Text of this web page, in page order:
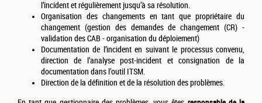
l’incident et régulièrement jusqu’à sa résolution.
Organisation des changements en tant que propriétaire du
changement (gestion des demandes de changement (CR) -
validation des CAB - organisation du déploiement)
Documentation de l’incident en suivant le processus convenu,
direction de l’analyse post-incident et consignation de la
documentation dans l’outil ITSM.
Direction de la définition et de la résolution des problèmes.